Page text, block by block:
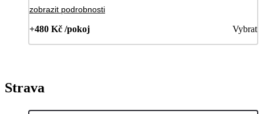
zobrazit podrobnosti
+480 Kč /pokoj Vybrat
Strava